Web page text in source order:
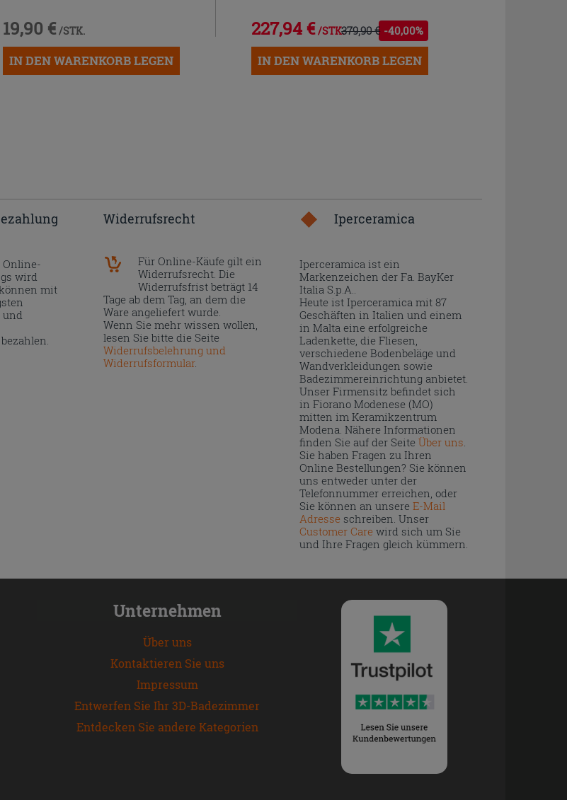
19,90 € /STK.
IN DEN WARENKORB LEGEN
227,94 € /STK.379,90 € -40,00%
IN DEN WARENKORB LEGEN
Online-
wird
mit
Widerrufsrecht
Für Online-Käufe gilt ein
Widerrufsrecht. Die
Widerrufsfrist beträgt 14
Tage ab dem Tag, an dem die
Ware angeliefert wurde.
Wenn Sie mehr wissen wollen,
lesen Sie bitte die Seite
Widerrufsbelehrung und
Widerrufsformular.
Iperceramica
Iperceramica ist ein
Markenzeichen der Fa. BayKer
Italia S.p.A..
Heute ist Iperceramica mit 87
Geschäften in Italien und einem
in Malta eine erfolgreiche
Ladenkette, die Fliesen,
verschiedene Bodenbeläge und
Wandverkleidungen sowie
Badezimmereinrichtung anbietet.
Unser Firmensitz befindet sich
in Fiorano Modenese (MO)
mitten im Keramikzentrum
Modena. Nähere Informationen
finden Sie auf der Seite Über uns
Sie haben Fragen zu Ihren
Online Bestellungen? Sie können
uns entweder unter der
Telefonnummer erreichen, oder
Sie können an unsere E-Mail
Adresseschreiben. Unser
Customer Carewird sich um Sie
und Ihre Fragen gleich kümmern.
Unternehmen
Über uns
Kontaktieren Sie uns
Impressum
Entwerfen Sie Ihr 3D-Badezimmer
Entdecken Sie andere Kategorien